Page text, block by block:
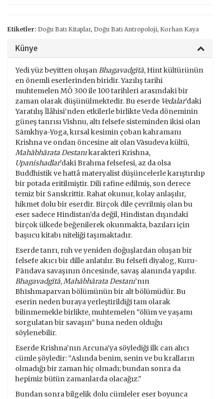
Etiketler: Doğu Batı Kitaplar, Doğu Batı Antropoloji, Korhan Kaya
Künye
Yedi yüz beyitten oluşanBhagavadgītā, Hint kültürünün
en önemli eserlerinden biridir. Yazılış tarihi
muhtemelen MÖ 300 ile 100 tarihleri arasındaki bir
zaman olarak düşünülmektedir. Bu eserde Vedalar’daki
Yaratılış İlâhisi’nden etkilerle birlikte Veda döneminin
güneş tanrısı Vishnu, altı felsefe sisteminden ikisi olan
Sāmkhya-Yoga, kırsal kesimin çoban kahramanı
Krishna ve ondan öncesine ait olan Vāsudeva kültü,
Mahābhārata Destanıkarakteri Krishna,
Upanishadlar’daki Brahma felsefesi, az da olsa
Buddhistik ve hattâ materyalist düşüncelerle karıştırılıp
bir potada eritilmiştir. Dili rafine edilmiş, son derece
temiz bir Sanskrittir. Rahat okunur, kolay anlaşılır,
hikmet dolu bir eserdir. Birçok dile çevrilmiş olan bu
eser sadece Hindistan’da değil, Hindistan dışındaki
birçok ülkede beğenilerek okunmakta, bazıları için
başucu kitabı niteliği taşımaktadır.
Eserde tanrı, ruh ve yeniden doğuşlardan oluşan bir
felsefe akıcı bir dille anlatılır. Bu felsefi diyalog, Kuru-
Pāndava savaşının öncesinde, savaş alanında yapılır.
Bhagavadgītā,Mahābhārata Destanı’nın
Bhīshmaparvan bölümünün bir alt bölümüdür. Bu
eserin neden buraya yerleştirildiği tam olarak
bilinmemekle birlikte, muhtemelen “ölüm ve yaşamı
sorgulatan bir savaşın” buna neden olduğu
söylenebilir.
Eserde Krishna’nın Arcuna’ya söylediği ilk can alıcı
cümle şöyledir: “Aslında benim, senin ve bu kralların
olmadığı bir zaman hiç olmadı; bundan sonra da
hepimiz bütün zamanlarda olacağız.”
Bundan sonra bilgelik dolu cümleler eser boyunca